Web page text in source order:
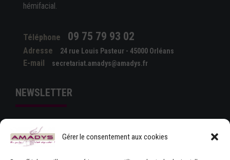
Gérer le consentement aux cookies
hémifacial.
Téléphone 09 75 79 93 02
Adresse 24 rue Louis Pasteur - 45000 Orléans
E-mail secretariat.amadys@amadys.fr
NEWSLETTER